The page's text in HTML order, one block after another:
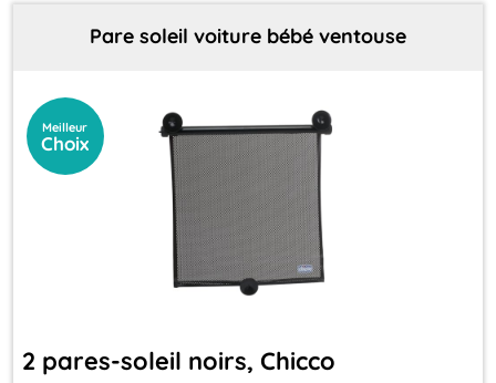
Pare soleil voiture bébé ventouse
Meilleur
Choix
2 pares-soleil noirs, Chicco